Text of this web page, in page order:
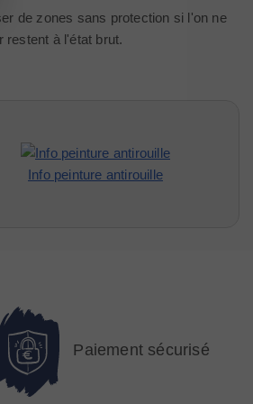
de zones sans protection si l'on ne
restent à l'état brut.
Info peinture antirouille
Paiement sécurisé